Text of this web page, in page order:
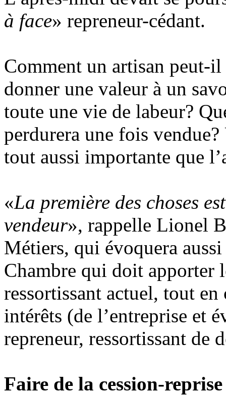
à face» repreneur-cédant.
Comment un artisan peut-
donner une valeur à un
toute une vie de labeur?
perdurera une fois
tout aussi importante que
«La première des choses
vendeur», rappelle Lionel
Métiers, qui évoquera
Chambre qui doit apporter
ressortissant actuel, tout
intérêts (de l’entreprise et
repreneur, ressortissant de
Faire de la cession-